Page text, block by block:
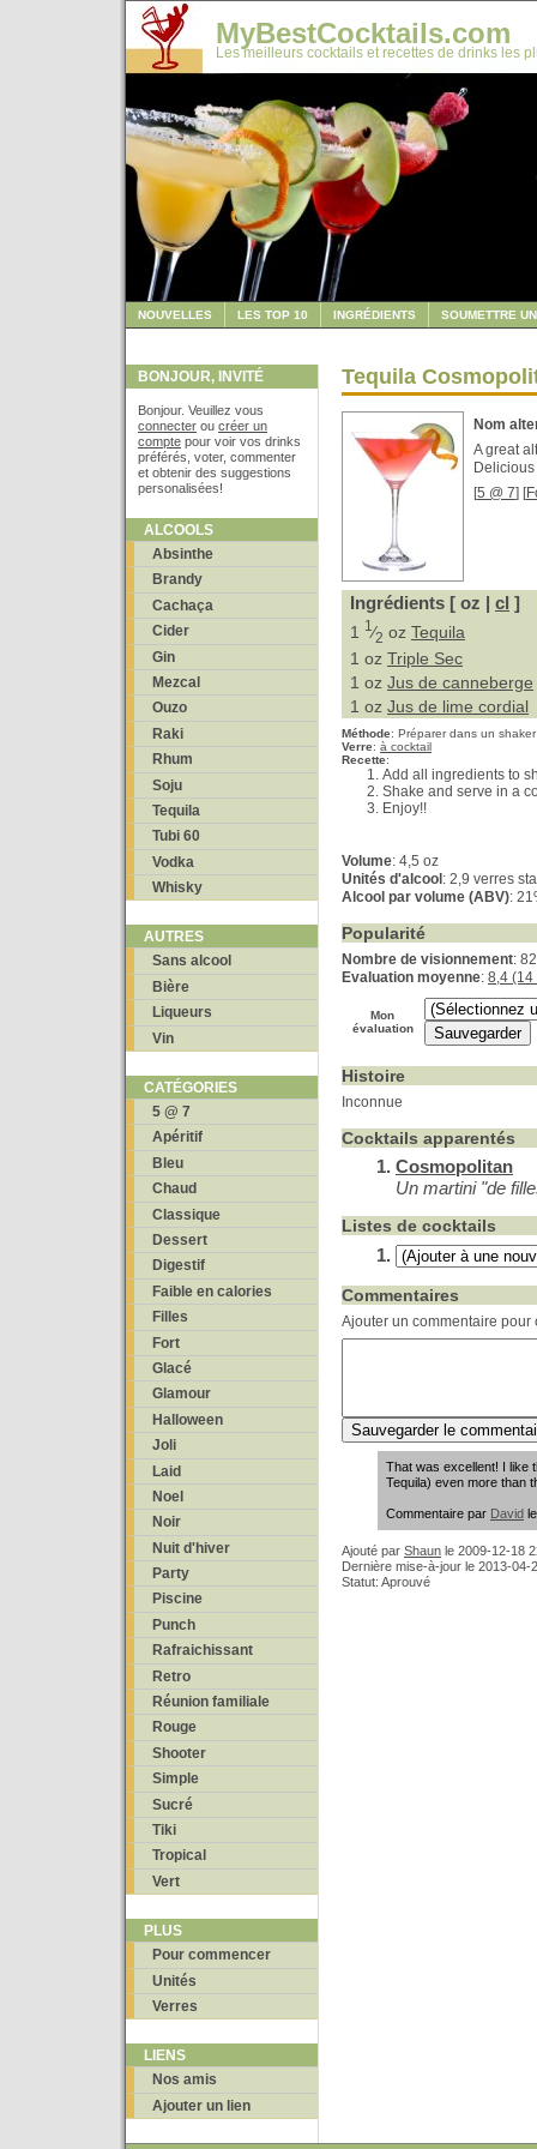
MyBestCocktails.com
Les meilleurs cocktails et recettes de drinks les
NOUVELLES LES TOP 10 INGRÉDIENTS SOUMETTRE
BONJOUR, INVITÉ
Bonjour. Veuillez vous
connecter ou créer un
compte pour voir vos drinks
préférés, voter, commenter
et obtenir des suggestions
personalisées!
ALCOOLS
Absinthe
Brandy
Cachaça
Cider
Gin
Mezcal
Ouzo
Raki
Rhum
Soju
Tequila
Tubi 60
Vodka
Whisky
AUTRES
Sans alcool
Bière
Liqueurs
Vin
CATÉGORIES
5 @ 7
Apéritif
Bleu
Chaud
Classique
Dessert
Digestif
Faible en calories
Filles
Fort
Glacé
Glamour
Halloween
Joli
Laid
Noel
Noir
Nuit d'hiver
Party
Piscine
Punch
Rafraichissant
Retro
Réunion familiale
Rouge
Shooter
Simple
Sucré
Tiki
Tropical
Vert
PLUS
Pour commencer
Unités
Verres
LIENS
Nos amis
Ajouter un lien
Tequila
Nom
A great
[5 @ 7] [
Ingrédients [ oz | cl ]
1 1 ⁄2 oz Tequila
1 oz Triple Sec
1 oz Jus de canneberge
1 oz Jus de lime cordial
Méthode: Préparer dans un shaker
Verre: à cocktail
Recette:
Add all ingredients to
Shake and serve in a
Enjoy!!
Volume: 4,5 oz
Unités d'alcool : 2,9 verres
Alcool par volume (ABV):
Popularité
Nombre de visionnement:
Evaluation moyenne: 8,4
Mon
évaluation
Histoire
Inconnue
Cocktails apparentés
Cosmopolitan
Un martini "de
Listes de cocktails
Commentaires
Ajouter un commentaire pour
That was excellent! I like
Tequila) even more than
Commentaire par David
Ajouté par Shaun le 2009-12-18
Dernière mise-à-jour le 2013-04-
Statut: Aprouvé